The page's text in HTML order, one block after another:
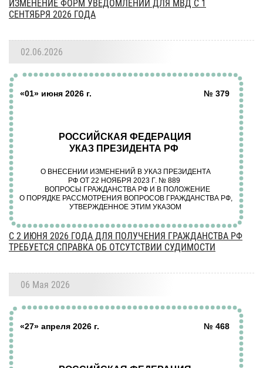
ИЗМЕНЕНИЕ ФОРМ УВЕДОМЛЕНИЙ ДЛЯ МВД С 1
СЕНТЯБРЯ 2026 ГОДА
02.06.2026
С 2 ИЮНЯ 2026 ГОДА ДЛЯ ПОЛУЧЕНИЯ ГРАЖДАНСТВА РФ
ТРЕБУЕТСЯ СПРАВКА ОБ ОТСУТСТВИИ СУДИМОСТИ
06 Мая 2026